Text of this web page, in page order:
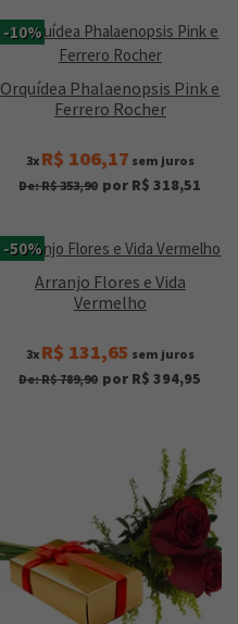
-10%
Orquídea Phalaenopsis Pink e
Ferrero Rocher
3x R$ 106,17 sem juros
De: R$ 353,90 por R$ 318,51
-50%
Arranjo Flores e Vida
Vermelho
3x R$ 131,65 sem juros
De: R$ 789,90 por R$ 394,95